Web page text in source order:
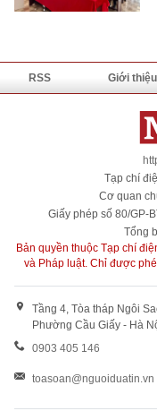
RSS Giới thiệu
Tạp chí
Cơ quan
Giấy phép số 80/GP-
Tổng
Bản quyền thuộc Tạp chí
và Pháp luật. Chỉ được
Tầng 4, Tòa tháp Ngôi
Phường Cầu Giấy - Hà
0903 405 146
toasoan@nguoiduatin.vn